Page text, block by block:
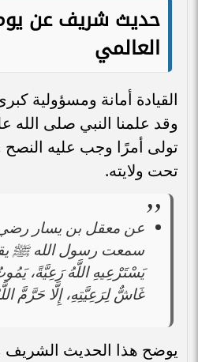
حديث شريف عن
العالمي
القيادة أمانة ومسؤولية
وقد علمنا النبي صلى الله
تولى أمرًا وجب عليه النصح
تحت ولايته.
عن معقل بن يسار رضي
سمعت رسول الله ﷺ
يَسْتَرْعِيهِ اللَّهُ رَعِيَّةً،
غَاشٌّ لِرَعِيَّتِهِ، إِلَّا حَرَّمَّ
يوضح هذا الحديث